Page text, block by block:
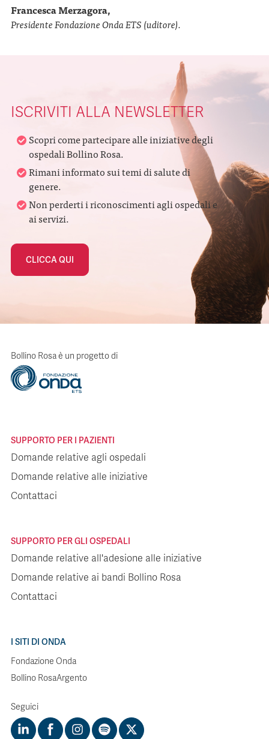
Francesca Merzagora,
Presidente Fondazione Onda ETS (uditore).
ISCRIVITI ALLA NEWSLETTER
Scopri come partecipare alle iniziative degli
ospedali Bollino Rosa.
Rimani informato sui temi di salute di
genere.
Non perderti i riconoscimenti agli ospedali e
ai servizi.
CLICCA QUI
Bollino Rosa è un progetto di
SUPPORTO PER I PAZIENTI
Domande relative agli ospedali
Domande relative alle iniziative
Contattaci
SUPPORTO PER GLI OSPEDALI
Domande relative all'adesione alle iniziative
Domande relative ai bandi Bollino Rosa
Contattaci
I SITI DI ONDA
Fondazione Onda
Bollino RosaArgento
Seguici